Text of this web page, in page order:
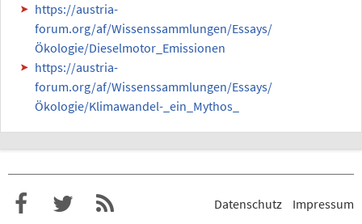
https://austria-
forum.org/af/Wissenssammlungen/Essays/
Ökologie/Dieselmotor_Emissionen
https://austria-
forum.org/af/Wissenssammlungen/Essays/
Ökologie/Klimawandel-_ein_Mythos_
Datenschutz Impressum